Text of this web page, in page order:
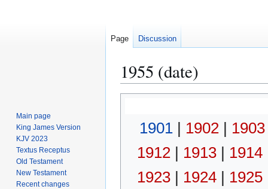
1955 (date)
navigation
search1901 | 1902 | 1903
1912| 1913| 1914
1923| 1924| 1925
Page Discussion
Main page
King James Version
KJV 2023
Textus Receptus
Old Testament
New Testament
Recent changes